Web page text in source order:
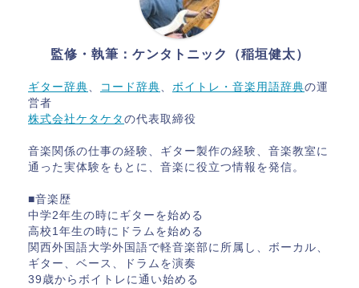
監修・執筆：ケンタトニック（稲垣健太）
ギター辞典、 コード辞典、 ボイトレ・音楽用語辞典の運
営者
株式会社ケタケタ の代表取締役
音楽関係の仕事の経験、ギター製作の経験、音楽教室に
通った実体験をもとに、音楽に役立つ情報を発信。
■音楽歴
中学2年生の時にギターを始める
高校1年生の時にドラムを始める
関西外国語大学外国語で軽音楽部に所属し、ボーカル、
ギター、ベース、ドラムを演奏
39歳からボイトレに通い始める